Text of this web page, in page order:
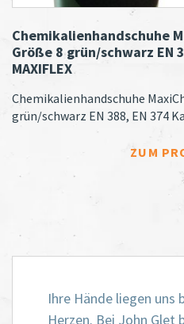
Chemikalienhandschuhe
Größe 8 grün/schwarz EN
MAXIFLEX
Chemikalienhandschuhe
grün/schwarz EN 388, EN 374
ZUM
Ihre Hände liegen uns
Herzen. Bei John Glet